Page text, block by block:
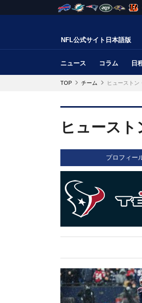
NFL公式サイト日本語版
ニュース コラム 日
TOP チーム ヒューストン
ヒュース
プロフィー